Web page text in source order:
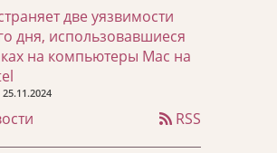
две уязвимости
дня, использовавшиеся
на компьютеры Mac на
RSS